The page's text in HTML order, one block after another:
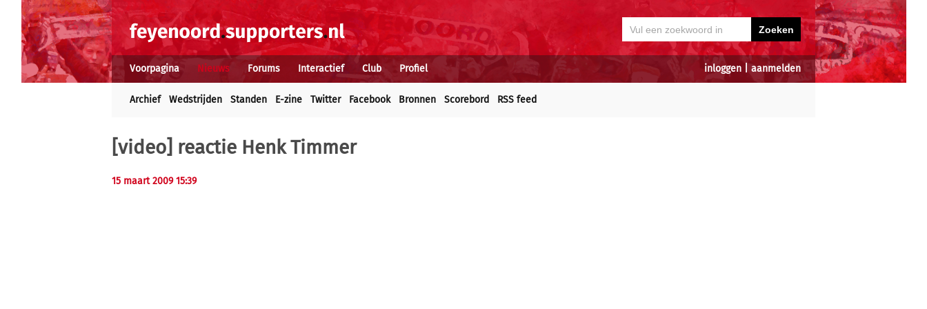
inloggen aanmelden
Voorpagina Nieuws Forums Interactief Club Profiel
Archief Wedstrijden Standen E-zine Twitter Facebook Bronnen Scorebord RSS feed
[video] reactie Henk Timmer
15 maart 2009 15:39